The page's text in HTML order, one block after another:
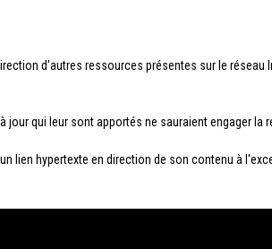
d'autres ressources présentes sur le
qui leur sont apportés ne sauraient engager la
lien hypertexte en direction de son contenu à